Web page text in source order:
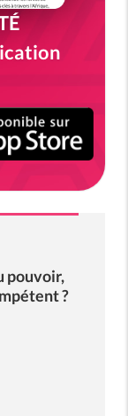
pouvoir,
?